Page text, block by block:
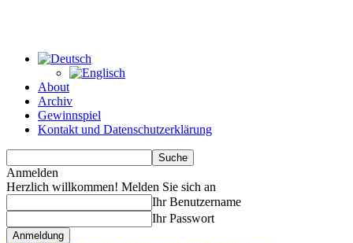
About
Archiv
Gewinnspiel
Kontakt und Datenschutzerklärung
Anmelden
Herzlich willkommen! Melden Sie sich an
Ihr Benutzername
Ihr Passwort